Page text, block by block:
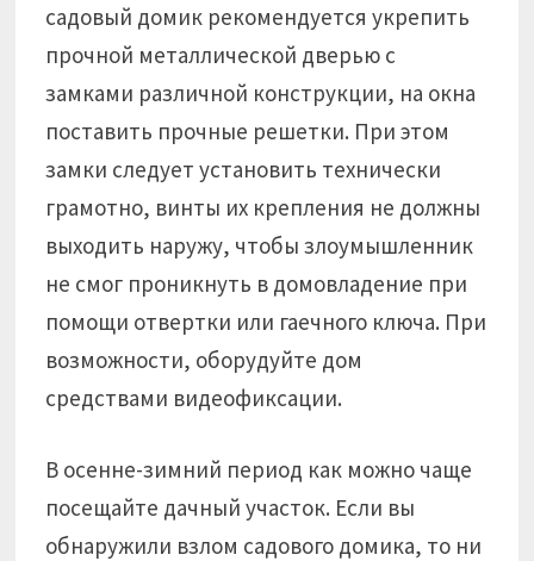
садовый домик рекомендуется укрепить
прочной металлической дверью с
замками различной конструкции, на окна
поставить прочные решетки. При этом
замки следует установить технически
грамотно, винты их крепления не должны
выходить наружу, чтобы злоумышленник
не смог проникнуть в домовладение при
помощи отвертки или гаечного ключа. При
возможности, оборудуйте дом
средствами видеофиксации.
В осенне-зимний период как можно чаще
посещайте дачный участок. Если вы
обнаружили взлом садового домика, то ни